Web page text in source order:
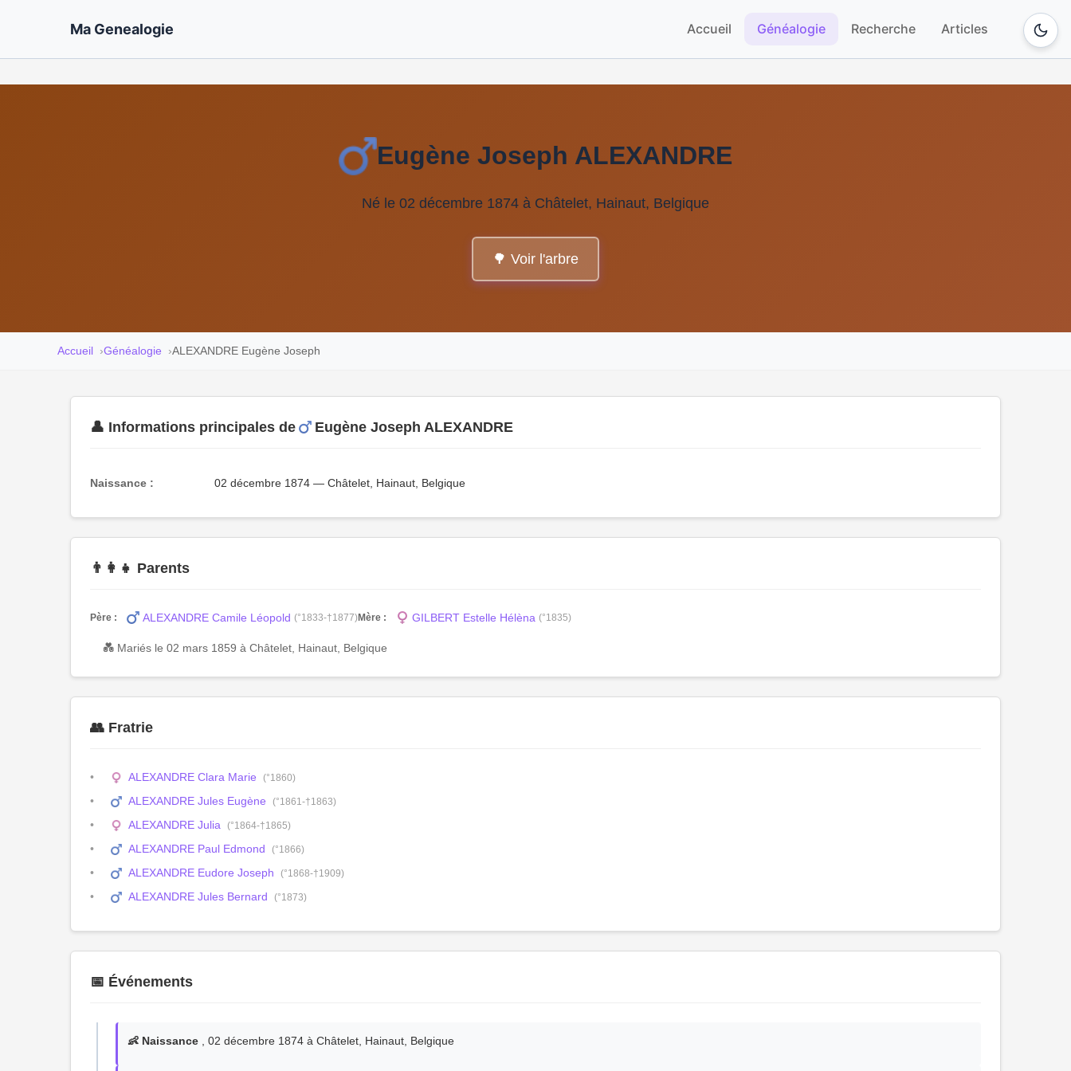
Ma Genealogie Accueil Généalogie Recherche Articles
Eugène Joseph ALEXANDRE
Né le 02 décembre 1874 à Châtelet, Hainaut, Belgique
🌳 Voir l'arbre
Accueil Généalogie ALEXANDRE Eugène Joseph
👤 Informations principales de Eugène Joseph ALEXANDRE
Naissance : 02 décembre 1874 — Châtelet, Hainaut, Belgique
👨‍👩‍👧 Parents
Père : ALEXANDRE Camile Léopold (°1833-†1877)Mère : GILBERT Estelle Hélèna (°1835)
💑 Mariés le 02 mars 1859 à Châtelet, Hainaut, Belgique
👥 Fratrie
ALEXANDRE Clara Marie (°1860)
ALEXANDRE Jules Eugène (°1861-†1863)
ALEXANDRE Julia (°1864-†1865)
ALEXANDRE Paul Edmond (°1866)
ALEXANDRE Eudore Joseph (°1868-†1909)
ALEXANDRE Jules Bernard (°1873)
📅 Événements
👶 Naissance , 02 décembre 1874 à Châtelet, Hainaut, Belgique